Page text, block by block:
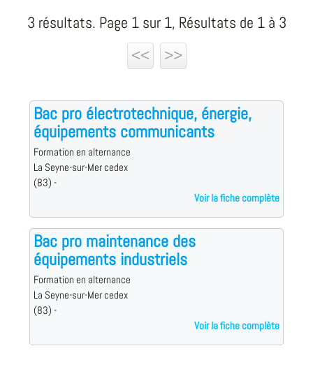
3 résultats. Page 1 sur 1, Résultats de 1 à 3
<<
>>
Bac pro électrotechnique, énergie,
équipements communicants
Formation en alternance
La Seyne-sur-Mer cedex
(83) -
Voir la fiche complète
Bac pro maintenance des
équipements industriels
Formation en alternance
La Seyne-sur-Mer cedex
(83) -
Voir la fiche complète